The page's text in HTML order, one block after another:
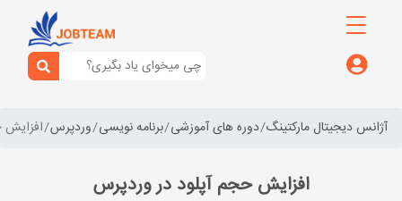
آژانس دیجیتال مارکتینگ دوره های آموزشی برنامه نویسی وردپرس
افزایش حجم آپلود در وردپرس